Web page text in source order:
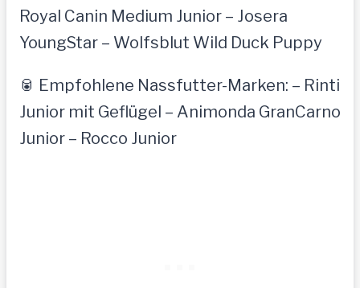
Royal Canin Medium Junior – Josera
YoungStar – Wolfsblut Wild Duck Puppy
🥫 Empfohlene Nassfutter-Marken: – Rinti
Junior mit Geflügel – Animonda GranCarno
Junior – Rocco Junior